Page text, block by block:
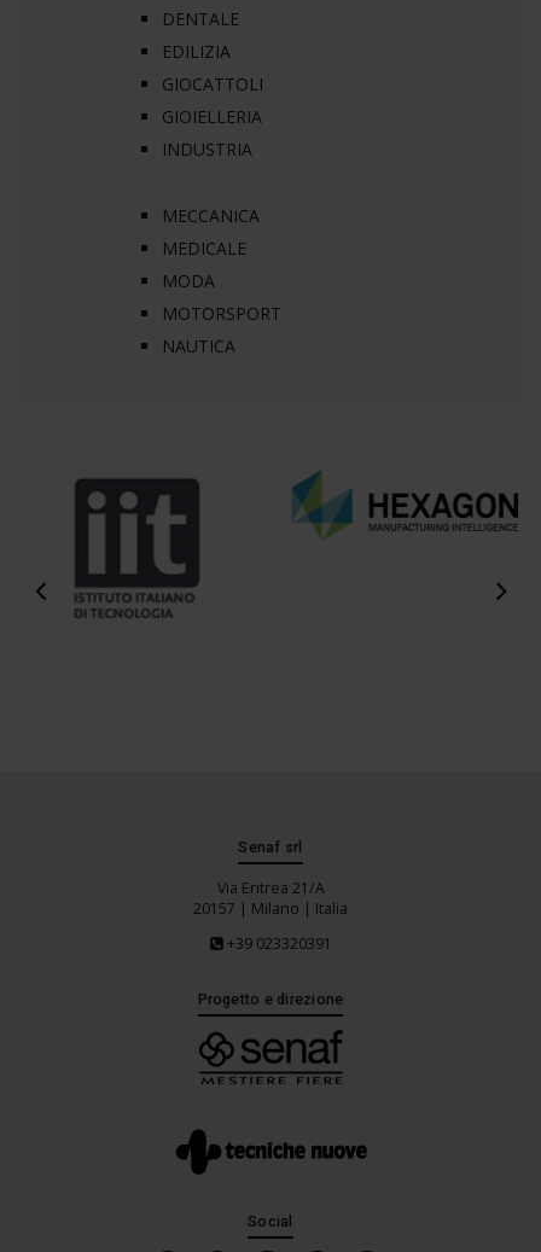
DENTALE
EDILIZIA
GIOCATTOLI
GIOIELLERIA
INDUSTRIA
MECCANICA
MEDICALE
MODA
MOTORSPORT
NAUTICA
Senaf srl
Via Eritrea 21/A
20157 | Milano | Italia
+39 023320391
Progetto e direzione
Social